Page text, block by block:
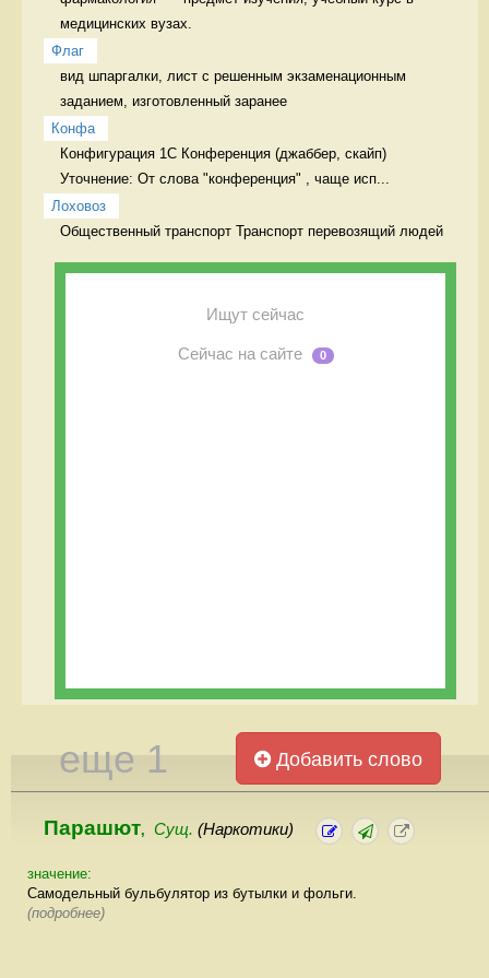
медицинских вузах.
Флаг
вид шпаргалки, лист с решенным экзаменационным
заданием, изготовленный заранее
Конфа
Конфигурация 1С Конференция (джаббер, скайп)
Уточнение: От слова "конференция" , чаще исп...
Лоховоз
Общественный транспорт Транспорт перевозящий людей
Ищут сейчас
Сейчас на сайте 0
еще 1 Добавить слово
Парашют, Сущ. (Наркотики)
значение:
Самодельный бульбулятор из бутылки и фольги.
(подробнее)